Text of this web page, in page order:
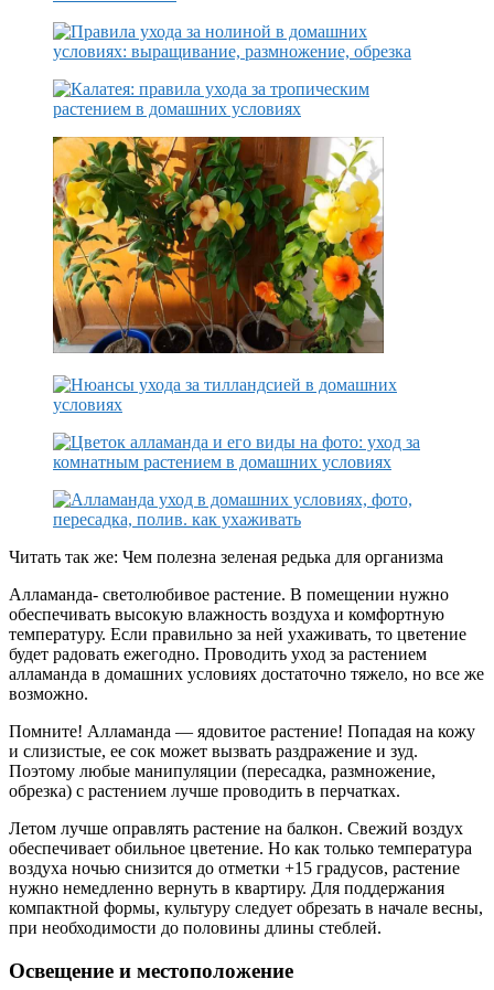
Читать так же: Чем полезна зеленая редька для организма
Алламанда- светолюбивое растение. В помещении нужно
обеспечивать высокую влажность воздуха и комфортную
температуру. Если правильно за ней ухаживать, то цветение
будет радовать ежегодно. Проводить уход за растением
алламанда в домашних условиях достаточно тяжело, но все же
возможно.
Помните! Алламанда — ядовитое растение! Попадая на кожу
и слизистые, ее сок может вызвать раздражение и зуд.
Поэтому любые манипуляции (пересадка, размножение,
обрезка) с растением лучше проводить в перчатках.
Летом лучше оправлять растение на балкон. Свежий воздух
обеспечивает обильное цветение. Но как только температура
воздуха ночью снизится до отметки +15 градусов, растение
нужно немедленно вернуть в квартиру. Для поддержания
компактной формы, культуру следует обрезать в начале весны,
при необходимости до половины длины стеблей.
Освещение и местоположение